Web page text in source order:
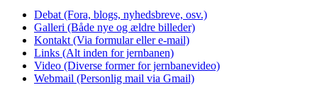
Debat (Fora, blogs, nyhedsbreve, osv.)
Galleri (Både nye og ældre billeder)
Kontakt (Via formular eller e-mail)
Links (Alt inden for jernbanen)
Video (Diverse former for jernbanevideo)
Webmail (Personlig mail via Gmail)